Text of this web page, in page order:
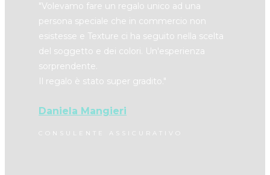
"​Volevamo fare un regalo unico ad una
persona speciale che in commercio non
esistesse e Texture ci ha seguito nella scelta
del soggetto e dei colori. Un'esperienza
sorprendente.
Il regalo è stato super gradito."
Daniela Mangieri
CONSULENTE ASSICURATIVO